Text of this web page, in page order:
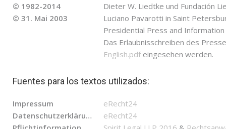
© 1982-2014
Dieter W. Liedtke und Fundación
© 31. Mai 2003
Luciano Pavarotti in Saint
Presidential Press and
Das Erlaubnisschreiben des
English.pdfeingesehen werden.
Fuentes para los textos utilizados:
Impressum
eRecht24
Datenschutzerklärung
eRecht24